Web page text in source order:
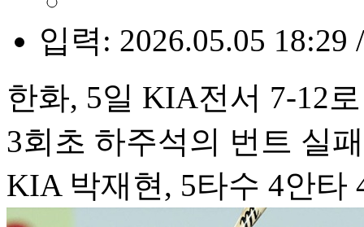
입력: 2026.05.05 18:29
한화, 5일 KIA전서 7-12
3회초 하주석의 번트 실
KIA 박재현, 5타수 4안타